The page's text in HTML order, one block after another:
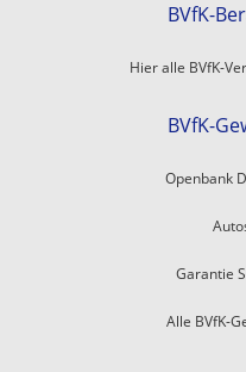
BVfK-
Hier alle BVfK-
BVfK-
Openbank
Garantie
Alle BVfK-